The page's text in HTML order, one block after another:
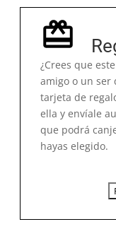
Oriente
Magreb
cantidad
¿Crees que
amigo o un ser
tarjeta de
ella y envíale
que podrá
hayas elegido.